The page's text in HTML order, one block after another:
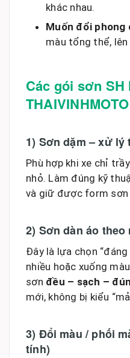
khác nhau.
Muốn đổi phong
màu tổng thể,
Các gói sơn SH
1) Sơn dặm – xử
Phù hợp khi xe chỉ
nhỏ. Làm đúng kỹ
và giữ được form
2) Sơn dàn áo
Đây là lựa chọn
nhiều hoặc xuống
sơn đều – sạch –
mới, không bị kiểu
3) Đổi màu / phối
tính)